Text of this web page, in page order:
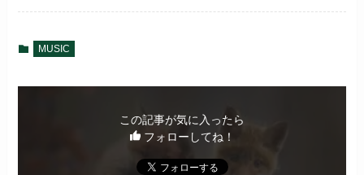
MUSIC
この記事が気に入ったら
フォローしてね！